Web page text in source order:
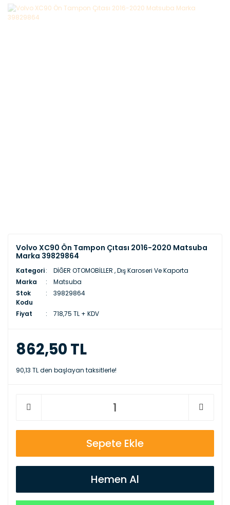
Volvo XC90 Ön Tampon Çıtası 2016-2020 Matsuba
Marka 39829864
Kategori DİĞER OTOMOBİLLER ,Dış Karoseri Ve Kaporta
Marka
Matsuba
Stok
Kodu
39829864
Fiyat 718,75 TL + KDV
862,50 TL
90,13 TL den başlayan taksitlerle!
Sepete Ekle
Hemen Al